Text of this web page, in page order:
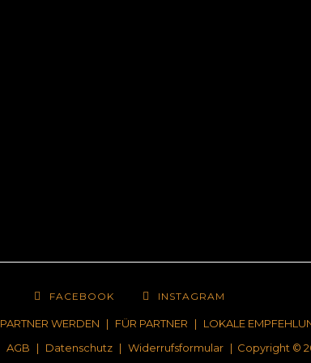
FACEBOOK INSTAGRAM
PARTNER WERDEN | FÜR PARTNER |
LOKALE
AGB | Datenschutz | Widerrufsformular | Copyright ©